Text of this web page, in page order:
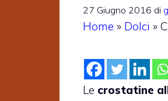
27 Giugno 2016 di
Home » Dolci »
Le crostatine